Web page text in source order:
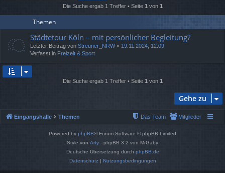
Die Suche ergab 1 Treffer • Seite 1 von 1
Themen
Städtetour Köln – mit persönlicher Begleitung?
Letzter Beitrag von Streuner_NRW« 19.11.2024, 12:09
Verfasst in Freizeit & Sport
Die Suche ergab 1 Treffer • Seite 1 von 1
Gehe zu
Eingangshalle Themen Mitglieder
Das Team
Powered by phpBB® Forum Software © phpBB Limited
Style von Arty - phpBB 3.2 von MrGaby
Deutsche Übersetzung durch phpBB.de
Datenschutz| Nutzungsbedingungen